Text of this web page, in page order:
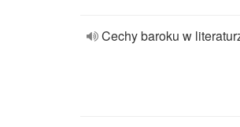
Cechy baroku w